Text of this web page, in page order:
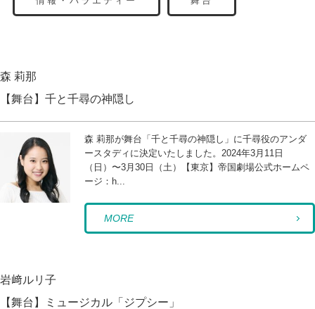
森 莉那
【舞台】千と千尋の神隠し
森 莉那が舞台「千と千尋の神隠し」に千尋役のアンダ
ースタディに決定いたしました。2024年3月11日
（日）〜3月30日（土）【東京】帝国劇場公式ホームペ
ージ：h...
MORE
岩﨑ルリ子
【舞台】ミュージカル「ジプシー」